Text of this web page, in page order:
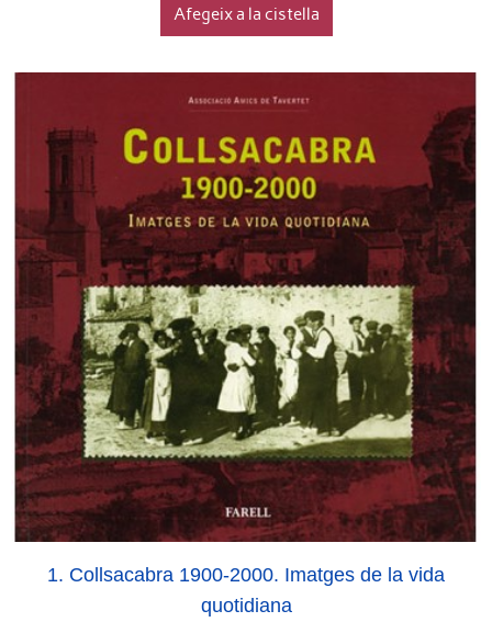
Afegeix a la cistella
1. Collsacabra 1900-2000. Imatges de la vida
quotidiana